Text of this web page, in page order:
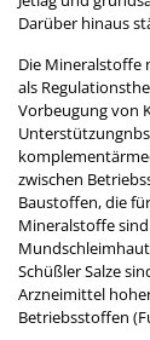
Darüber hinaus
Die Mineralstoffe
als
Vorbeugung von
zwischen
Baustoffen, die
Mineralstoffe
Schüßler Salze
Arzneimittel
Betriebsstoffen